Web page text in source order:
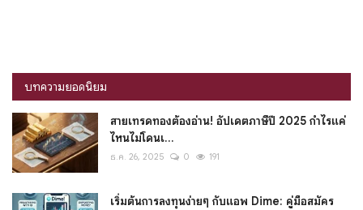
บทความยอดนิยม
สายเทรดทองต้องอ่าน! อัปเดตภาษีปี 2025 กำไรแค่
ไหนไม่โดนเ...
ธ.ค. 26, 2025 0 191
เริ่มต้นการลงทุนง่ายๆ กับแอพ Dime: คู่มือสมัคร